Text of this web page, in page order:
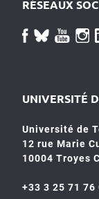
RÉSEAUX
UNIVERSITÉ
Université de
12 rue Marie
10004 Troyes
+33 3 25 71 76